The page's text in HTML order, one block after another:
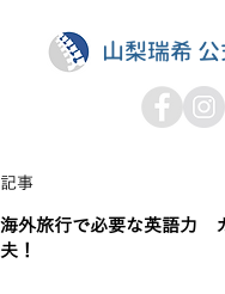
山梨瑞希
記事
海外旅行で必要な英語力
夫！